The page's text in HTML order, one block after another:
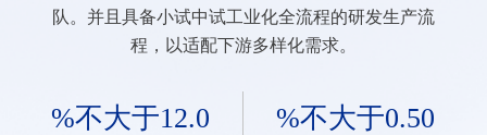
队。并且具备小试中试工业化全流程的研发生产流
程，以适配下游多样化需求。
%不大于12.0 %不大于0.50